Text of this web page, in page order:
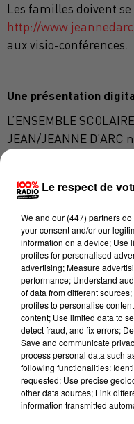
Les familles doivent
http://
aux visio-conférences.
Une présentation
L’ENSEMBLE
JEAN/JEANNE D’ARC
Les trois sites
catholiques
élémentaire)
Un
chaque âge, pour
et de s’épanouir en
que personne dans
réussite :
-Utilisation de
apprentissage de
-Transition en
aménagés pour les
perfectionnement,
Le respect de
We and our (447) partnersdo
your consent and/or our
information on a device; Use
profiles for personalised
advertising; Measure
performance; Understand
of data from different
profiles to personalise
content; Use limited data to
detect fraud, and fix errors;
Save and communicate
process personal data such
following functionalities:
requested; Use precise
other data sources; Link
information transmitted